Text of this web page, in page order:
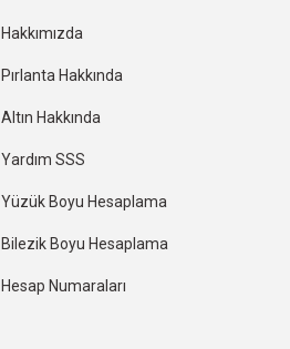
Hakkımızda
Pırlanta Hakkında
Altın Hakkında
Yardım SSS
Yüzük Boyu Hesaplama
Bilezik Boyu Hesaplama
Hesap Numaraları